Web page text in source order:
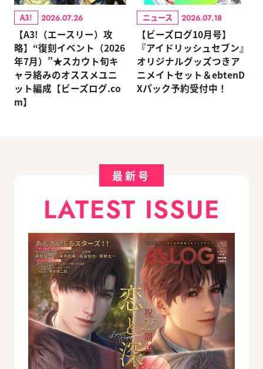
A3! 2026.07.26
【A3!（エースリー）攻
略】“復刻イベント（2026
年7月）”★スカウト旬キ
ャラ絡みのオススメユニ
ット編成【ビーズログ.co
m】
ニュース 2026.07.18
【ビーズログ10月号】
『アイドリッシュセブン』
オリジナルグッズつきア
ニメイトセット＆ebtenD
Xパック予約受付中！
最新号
LATEST ISSUE